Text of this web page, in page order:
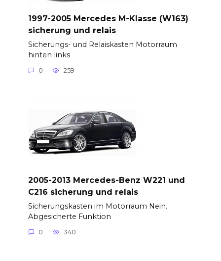
1997-2005 Mercedes M-Klasse (W163)
sicherung und relais
Sicherungs- und Relaiskasten Motorraum
hinten links
0 259
2005-2013 Mercedes-Benz W221 und
C216 sicherung und relais
Sicherungskasten im Motorraum Nein.
Abgesicherte Funktion
0 340